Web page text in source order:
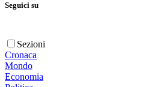
Seguici su
Sezioni
Cronaca
Mondo
Economia